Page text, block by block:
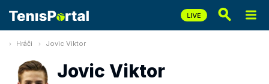
Hráči Jovic Viktor
Jovic Viktor